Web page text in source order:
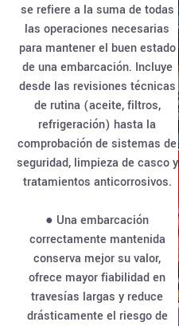
se refiere a la suma de todas
las operaciones necesarias
para mantener el buen estado
de una embarcación. Incluye
desde las revisiones técnicas
de rutina (aceite, filtros,
refrigeración) hasta la
comprobación de sistemas de
seguridad, limpieza de casco y
tratamientos anticorrosivos.
● Una embarcación
correctamente mantenida
conserva mejor su valor,
ofrece mayor fiabilidad en
travesías largas y reduce
drásticamente el riesgo de